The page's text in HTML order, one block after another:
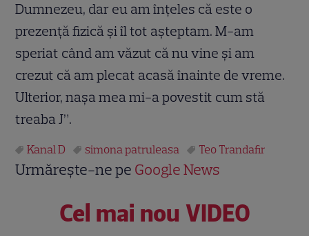
Dumnezeu, dar eu am înţeles că este o
prezenţă fizică şi îl tot aşteptam. M-am
speriat când am văzut că nu vine şi am
crezut că am plecat acasă înainte de vreme.
Ulterior, naşa mea mi-a povestit cum stă
treaba J”.
Kanal D simona patruleasa Teo Trandafir
Urmărește-ne pe Google News
Cel mai nou VIDEO